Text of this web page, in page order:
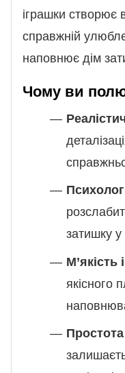
іграшки створює
справжній
наповнює дім
Чому ви
затишку
М’якість
якісного